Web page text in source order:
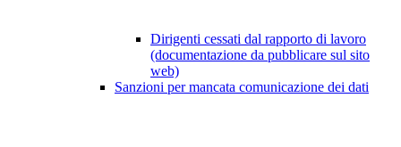
Dirigenti cessati dal rapporto di lavoro
(documentazione da pubblicare sul sito
web)
Sanzioni per mancata comunicazione dei dati